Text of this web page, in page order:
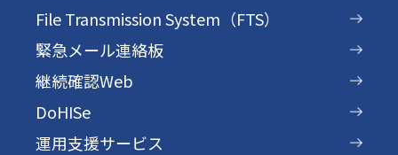
File Transmission System（FTS）
緊急メール連絡板
継続確認Web
DoHISe
運用支援サービス